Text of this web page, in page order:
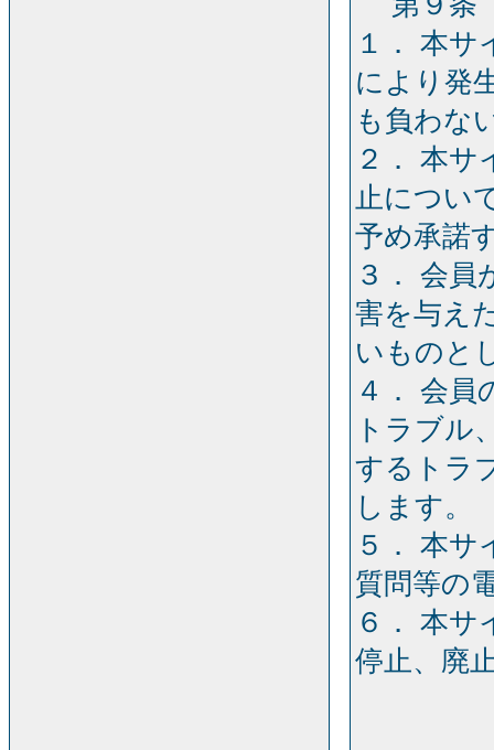
１． 本
により発
も負わな
２． 本
止につい
予め承諾
３． 会員
害を与え
いものと
４． 会
トラブル
するトラ
します。
５． 本
質問等の
６． 本
停止、廃